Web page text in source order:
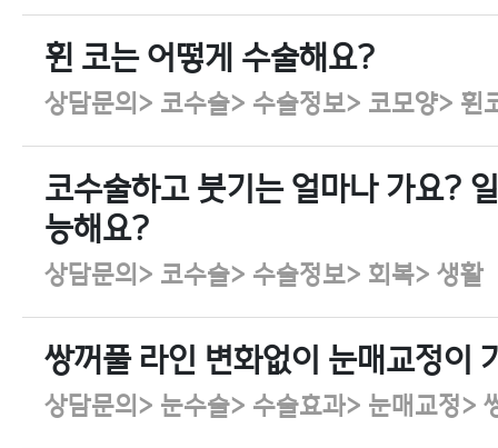
휜 코는 어떻게 수술해요?
상담문의> 코수술> 수술정보> 코모양> 휜
코수술하고 붓기는 얼마나 가요?
능해요?
상담문의> 코수술> 수술정보> 회복> 생활
쌍꺼풀 라인 변화없이 눈매교정이
상담문의> 눈수술> 수술효과> 눈매교정>